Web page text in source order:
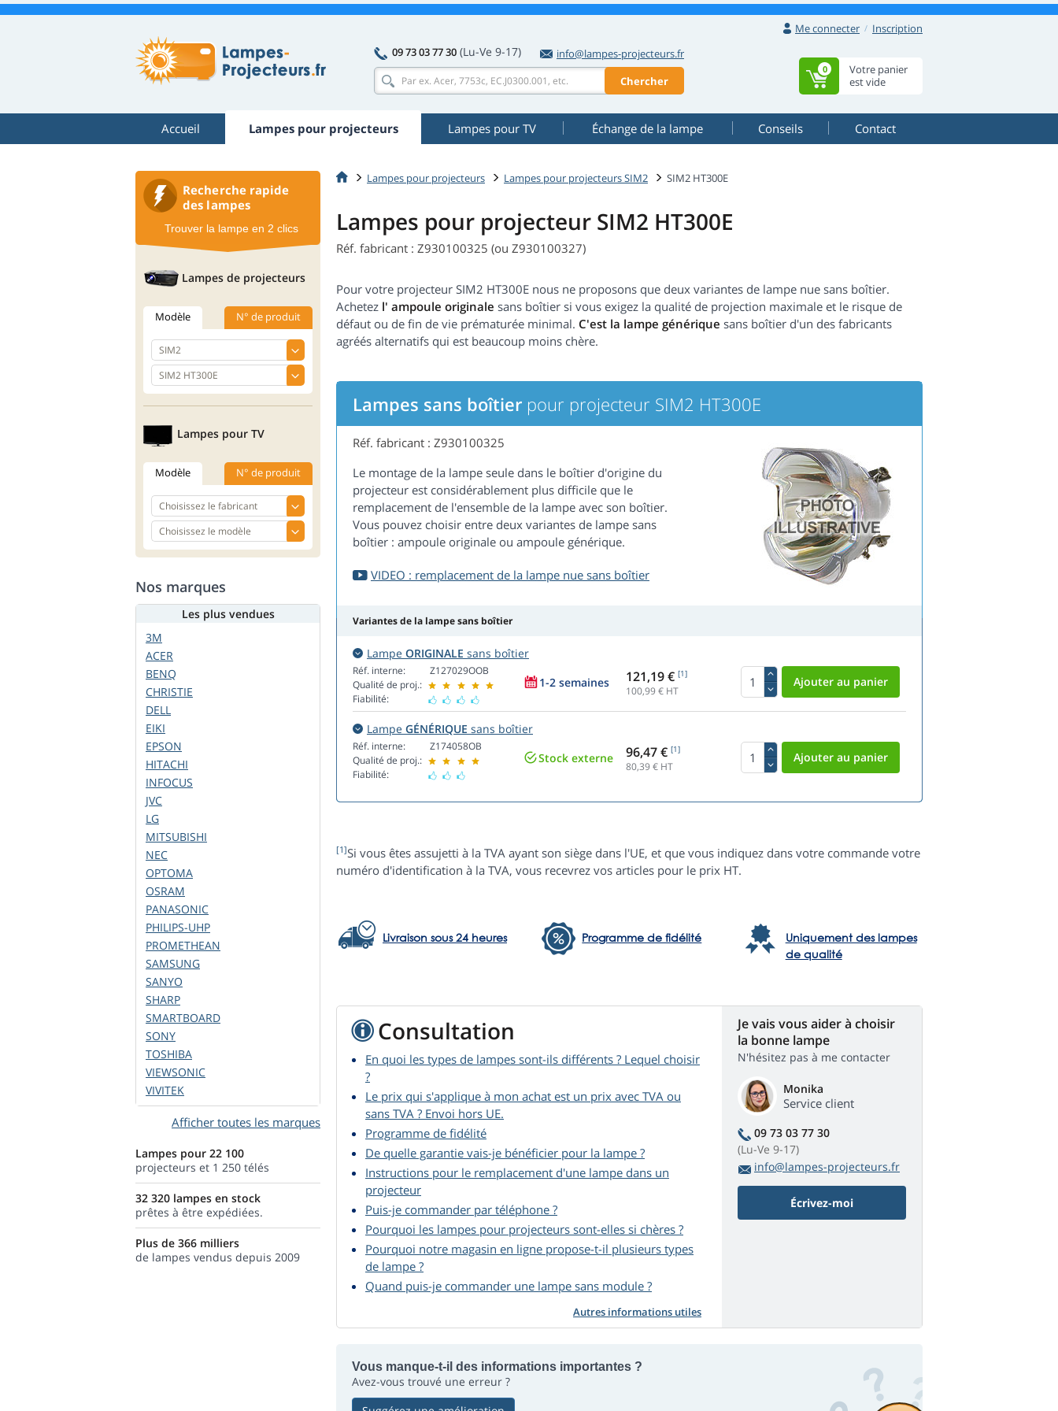
Me connecter
Inscription
09 73 03 77 30 (Lu-Ve 9-17)
info@lampes-projecteurs.fr
Chercher
Votre panier
est vide
0
Accueil Lampes pour projecteurs Lampes pour TV Échange de la lampe Conseils Contact
Lampes pour projecteurs Lampes pour projecteurs SIM2 SIM2 HT300E
Lampes pour projecteur SIM2 HT300E
Réf. fabricant : Z930100325 (ou Z930100327)
Pour votre projecteur SIM2 HT300E nous ne proposons que deux variantes de lampe nue sans boîtier.
Achetez l' ampoule originale sans boîtier si vous exigez la qualité de projection maximale et le risque de
défaut ou de fin de vie prématurée minimal. C'est la lampe générique sans boîtier d'un des fabricants
agréés alternatifs qui est beaucoup moins chère.
Lampes sans boîtier pour projecteur SIM2 HT300E
Réf. fabricant : Z930100325
Le montage de la lampe seule dans le boîtier d'origine du
projecteur est considérablement plus difficile que le
remplacement de l'ensemble de la lampe avec son boîtier.
Vous pouvez choisir entre deux variantes de lampe sans
boîtier : ampoule originale ou ampoule générique.
VIDEO : remplacement de la lampe nue sans boîtier
Variantes de la lampe sans boîtier
Lampe ORIGINALE sans boîtier
Réf. interne:
Qualité de proj.:
Fiabilité:
Z127029OOB
1-2 semaines 121,19 € [1]
100,99€ HT
Lampe GÉNÉRIQUE sans boîtier
Réf. interne:
Qualité de proj.:
Fiabilité:
Z174058OB
Stock externe 96,47 € [1]
80,39€ HT
[1]Si vous êtes assujetti à la TVA ayant son siège dans l'UE, et que vous indiquez dans votre commande votre
numéro d'identification à la TVA, vous recevrez vos articles pour le prix HT.
Livraison sous 24 heures Programme de fidélité
Uniquement des lampes
de qualité
Consultation
En quoi les types de lampes sont-ils différents ? Lequel choisir
?
Le prix qui s'applique à mon achat est un prix avec TVA ou
sans TVA ? Envoi hors UE.
Programme de fidélité
De quelle garantie vais-je bénéficier pour la lampe ?
Instructions pour le remplacement d'une lampe dans un
projecteur
Puis-je commander par téléphone ?
Pourquoi les lampes pour projecteurs sont-elles si chères ?
Pourquoi notre magasin en ligne propose-t-il plusieurs types
de lampe ?
Quand puis-je commander une lampe sans module ?
Autres informations utiles
Je vais vous aider à choisir
la bonne lampe
N'hésitez pas à me contacter
Monika
Service client
09 73 03 77 30
(Lu-Ve 9-17)
info@lampes-projecteurs.fr
Écrivez-moi
Vous manque-t-il des informations importantes ?
Avez-vous trouvé une erreur ?
Recherche rapide
des lampes
Trouver la lampe en 2 clics
Lampes de projecteurs
Modèle N° de produit
Lampes pour TV
Modèle N° de produit
Nos marques
Les plus vendues
3M
ACER
BENQ
CHRISTIE
DELL
EIKI
EPSON
HITACHI
INFOCUS
JVC
LG
MITSUBISHI
NEC
OPTOMA
OSRAM
PANASONIC
PHILIPS-UHP
PROMETHEAN
SAMSUNG
SANYO
SHARP
SMARTBOARD
SONY
TOSHIBA
VIEWSONIC
VIVITEK
Afficher toutes les marques
Lampes pour 22 100
projecteurs et 1 250 télés
32 320 lampes en stock
prêtes à être expédiées.
Plus de 366 milliers
de lampes vendus depuis 2009